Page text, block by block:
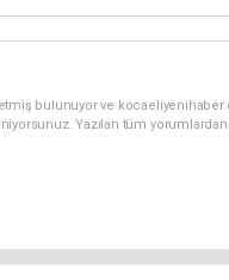
bulunuyor ve
Yazılan tüm